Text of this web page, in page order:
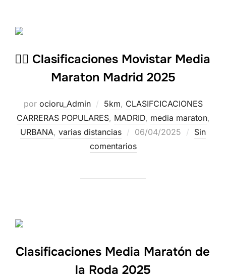
🏃‍♀️ Clasificaciones Movistar Media
Maraton Madrid 2025
por ocioru_Admin 5km, CLASIFCICACIONES
CARRERAS POPULARES, MADRID, media maraton,
URBANA, varias distancias 06/04/2025
Sin
comentarios
Clasificaciones Media Maratón de
la Roda 2025